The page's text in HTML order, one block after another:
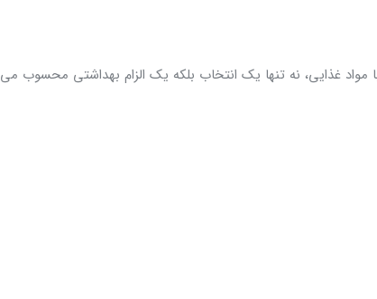
مواد غذایی، نه تنها یک انتخاب بلکه یک الزام بهداشتی محسوب